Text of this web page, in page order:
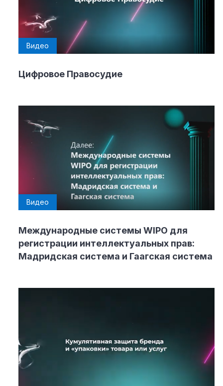
Видео
Цифровое Правосудие
Видео
Международные системы WIPO для
регистрации интеллектуальных прав:
Мадридская система и Гаагская система